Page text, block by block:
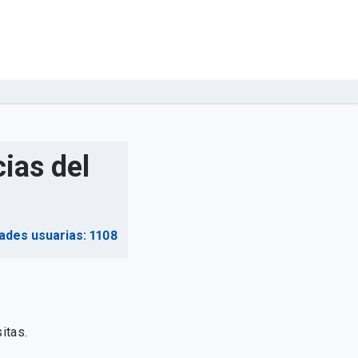
del
usuarias: 1108